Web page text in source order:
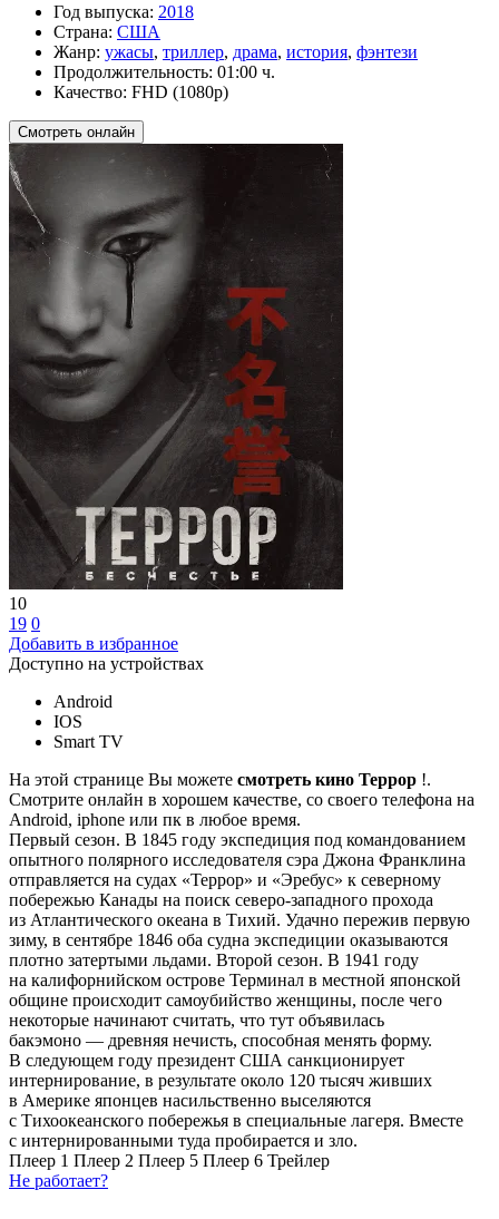
Год выпуска: 2018
Страна: США
Жанр: ужасы, триллер, драма, история, фэнтези
Продолжительность: 01:00 ч.
Качество: FHD (1080p)
Смотреть онлайн
10
19 0
Добавить в избранное
Доступно на устройствах
Android
IOS
Smart TV
На этой странице Вы можете смотреть кино Террор !.
Смотрите онлайн в хорошем качестве, со своего телефона на
Android, iphone или пк в любое время.
Первый сезон. В 1845 году экспедиция под командованием
опытного полярного исследователя сэра Джона Франклина
отправляется на судах «Террор» и «Эребус» к северному
побережью Канады на поиск северо-западного прохода
из Атлантического океана в Тихий. Удачно пережив первую
зиму, в сентябре 1846 оба судна экспедиции оказываются
плотно затертыми льдами. Второй сезон. В 1941 году
на калифорнийском острове Терминал в местной японской
общине происходит самоубийство женщины, после чего
некоторые начинают считать, что тут объявилась
бакэмоно — древняя нечисть, способная менять форму.
В следующем году президент США санкционирует
интернирование, в результате около 120 тысяч живших
в Америке японцев насильственно выселяются
с Тихоокеанского побережья в специальные лагеря. Вместе
с интернированными туда пробирается и зло.
Плеер 1 Плеер 2 Плеер 5 Плеер 6 Трейлер
Не работает?